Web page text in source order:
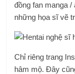
đồng fan manga
những họa sĩ vẽ
Chỉ riêng trang
hâm mộ. Đây